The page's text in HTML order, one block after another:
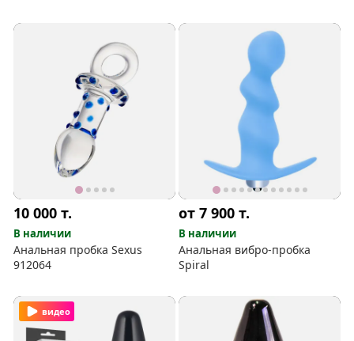
10 000т.
В наличии
Анальная пробка Sexus
912064
от 7 900т.
В наличии
Анальная вибро-пробка
Spiral
видео